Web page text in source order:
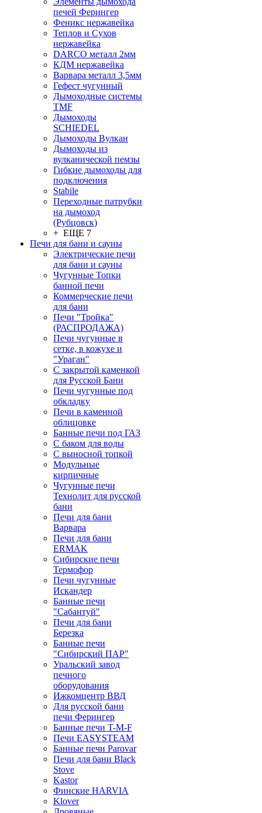
печей Ферингер
Феникс нержавейка
Теплов и Сухов
нержавейка
DARCO металл 2мм
КДМ нержавейка
Варвара металл 3,5мм
Гефест чугунный
Дымоходные системы
TMF
Дымоходы
SCHIEDEL
Дымоходы Вулкан
Дымоходы из
вулканической пемзы
Гибкие дымоходы для
подключения
Stabile
Переходные патрубки
на дымоход
(Рубцовск)
+ ЕЩЕ 7
Печи для бани и сауны
Электрические печи
для бани и сауны
Чугунные Топки
банной печи
Коммерческие печи
для бани
Печи "Тройка"
(РАСПРОДАЖА)
Печи чугунные в
сетке, в кожухе и
"Ураган"
С закрытой каменкой
для Русской Бани
Печи чугунные под
обкладку
Печи в каменной
облицовке
Банные печи под ГАЗ
С баком для воды
С выносной топкой
Модульные
кирпичные
Чугунные печи
Технолит для русской
бани
Печи для бани
Варвара
Печи для бани
ERMAK
Сибирские печи
Термофор
Печи чугунные
Искандер
Банные печи
"Сабантуй"
Печи для бани
Березка
Банные печи
"Сибирский ПАР"
Уральский завод
печного
оборудования
Ижкомцентр ВВД
Для русской бани
печи Ферингер
Банные печи T-M-F
Печи EASYSTEAM
Банные печи Parovar
Печи для бани Black
Stove
Kastor
Финские HARVIA
Klover